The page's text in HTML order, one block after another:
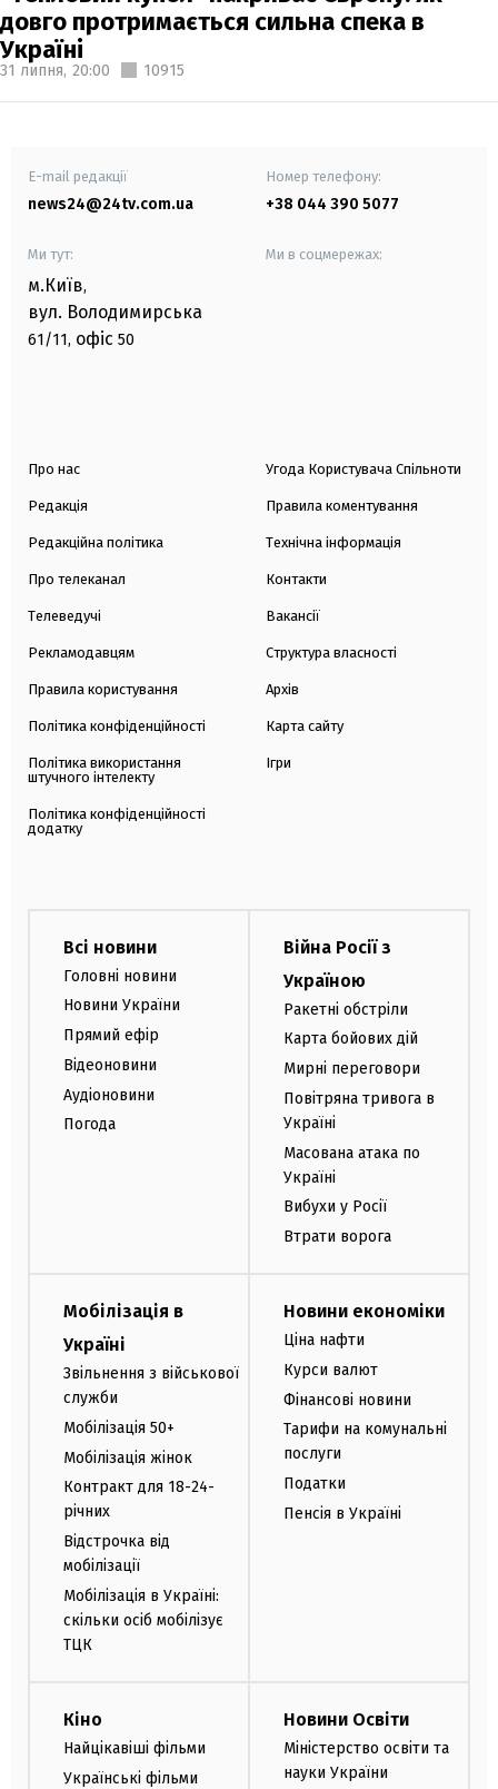
довго протримається сильна спека в
Україні
31 липня, 20:00 10915
E-mail редакції
news24@24tv.com.ua
Номер телефону:
+38 044 390 5077
Ми тут:
м.Київ,
вул. Володимирська
61/11, офіс 50
Ми в соцмережах:
Про нас
Редакція
Редакційна політика
Про телеканал
Телеведучі
Рекламодавцям
Правила користування
Політика конфіденційності
Політика використання
штучного інтелекту
Політика конфіденційності
додатку
Угода Користувача Спільноти
Правила коментування
Технічна інформація
Контакти
Вакансії
Структура власності
Архів
Карта сайту
Ігри
Всі новини
Головні новини
Новини України
Прямий ефір
Відеоновини
Аудіоновини
Погода
Війна Росії з
Україною
Ракетні обстріли
Карта бойових дій
Мирні переговори
Повітряна тривога в
Україні
Масована атака по
Україні
Вибухи у Росії
Втрати ворога
Мобілізація в
Україні
Звільнення з військової
служби
Мобілізація 50+
Мобілізація жінок
Контракт для 18-24-
річних
Відстрочка від
мобілізації
Мобілізація в Україні:
скільки осіб мобілізує
ТЦК
Новини економіки
Ціна нафти
Курси валют
Фінансові новини
Тарифи на комунальні
послуги
Податки
Пенсія в Україні
Кіно
Найцікавіші фільми
Українські фільми
Новини Освіти
Міністерство освіти та
науки України